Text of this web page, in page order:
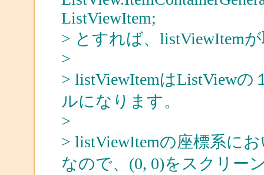
ListViewItem;
> とすれば、listViewItem
>
> listViewItemはListView
ルになります。
>
> listViewItemの座標系に
なので、(0, 0)をスクリー